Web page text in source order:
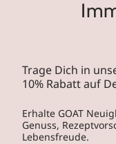
Trage Dich in
10% Rabatt auf
Erhalte GOAT
Genuss,
Lebensfreude.